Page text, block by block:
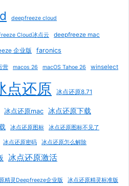
deepfreeze cloud
Cloud冰点云 deepfreeze mac
企业版 faronics
营 macos 26 macOS Tahoe 26 winselect
点还原 冰点还原8.71
冰点还原mac 冰点还原下载
冰点还原图标 冰点还原图标不见了
冰点还原密码 冰点还原怎么解除
冰点还原激活
精灵Deepfreeze企业版 冰点还原精灵标准版